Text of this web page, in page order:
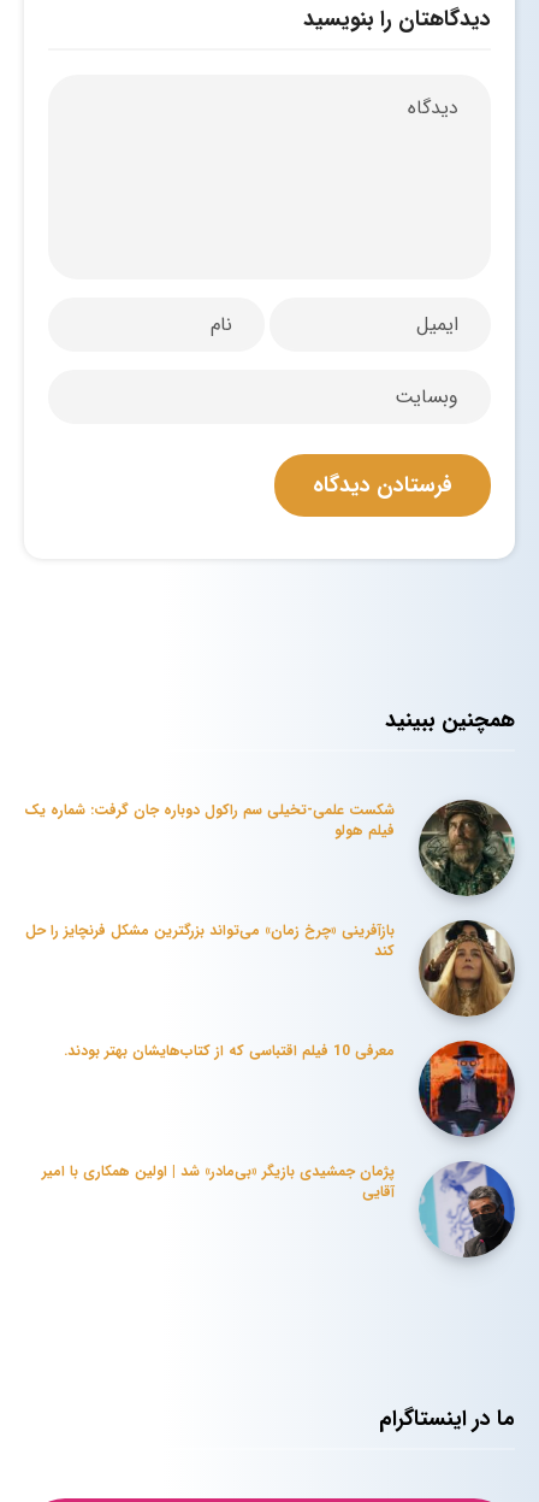
دیدگاهتان را بنویسید
همچنین ببینید
شکست علمی-تخیلی سم راکول دوباره جان گرفت: شماره یک
فیلم هولو
بازآفرینی «چرخ زمان» می‌تواند بزرگترین مشکل فرنچایز را حل
کند
معرفی 10 فیلم‌ اقتباسی که از کتاب‌هایشان بهتر بودند.
پژمان جمشیدی بازیگر «بی‌مادر» شد | اولین همکاری با امیر
آقایی
ما در اینستاگرام